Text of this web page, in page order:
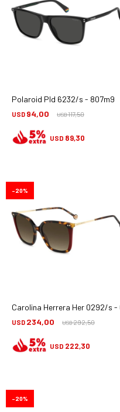
Polaroid Pld 6232/s - 807m9
USD 94,00 USD117,50
USD 89,30
Carolina Herrera Her 0292/s -
USD 234,00 USD292,50
20
USD 222,30
20